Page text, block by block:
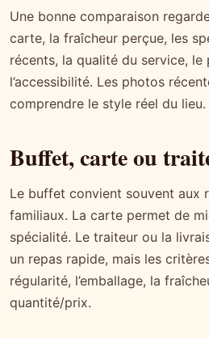
Une bonne comparaison
carte, la fraîcheur perçue, les
récents, la qualité du service, le
l’accessibilité. Les photos
comprendre le style réel du lieu.
Buffet, carte ou
Le buffet convient souvent aux
familiaux. La carte permet de
spécialité. Le traiteur ou la
un repas rapide, mais les
régularité, l’emballage, la
quantité/prix.